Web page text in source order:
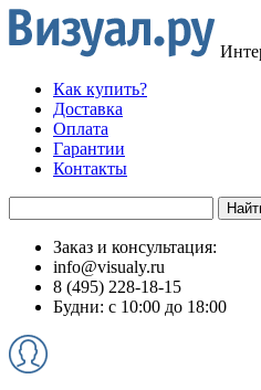
Как купить?
Доставка
Оплата
Гарантии
Контакты
Заказ и консультация:
info@visualy.ru
8 (495) 228-18-15
Будни: с 10:00 до 18:00